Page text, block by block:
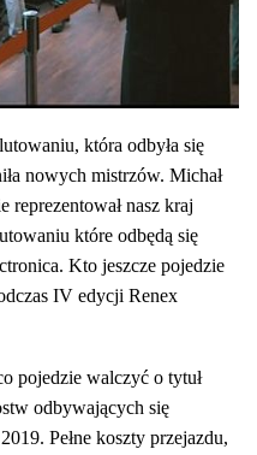
która odbyła się
nowych mistrzów. Michał
nasz kraj
które odbędą się
Kto jeszcze pojedzie
IV edycji Renex
pojedzie walczyć o tytuł
odbywających się
Pełne koszty przejazdu,